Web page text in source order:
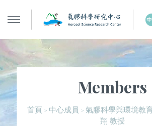
Members
首頁 > 中心成員 >氣膠科學與環境教
翔 教授